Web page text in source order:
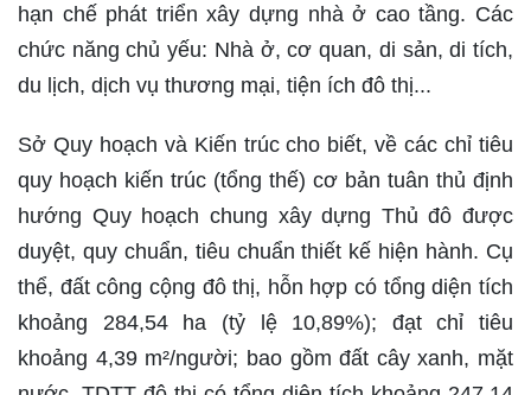
hạn chế phát triển xây dựng nhà ở cao tầng. Các
chức năng chủ yếu: Nhà ở, cơ quan, di sản, di tích,
du lịch, dịch vụ thương mại, tiện ích đô thị...
Sở Quy hoạch và Kiến trúc cho biết, về các chỉ tiêu
quy hoạch kiến trúc (tổng thế) cơ bản tuân thủ định
hướng Quy hoạch chung xây dựng Thủ đô được
duyệt, quy chuẩn, tiêu chuẩn thiết kế hiện hành. Cụ
thể, đất công cộng đô thị, hỗn hợp có tổng diện tích
khoảng 284,54 ha (tỷ lệ 10,89%); đạt chỉ tiêu
khoảng 4,39 m²/người; bao gồm đất cây xanh, mặt